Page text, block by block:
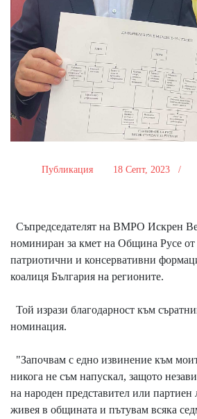
Публикация 18 Септ, 2023 /
Съпредседателят на ВМРО Искрен
номиниран за кмет на Община Русе
патриотични и консервативни
коалиця България на регионите.
Той изрази благодарност към
номинация.
"Започвам с едно извинение към
никога не съм напускал, защото
на народен представител или партиен
живея в общината и пътувам всяка